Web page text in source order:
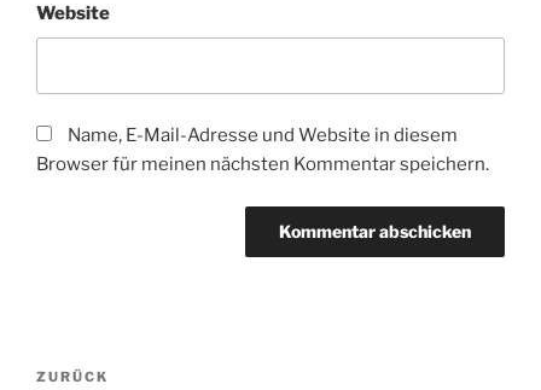
Website
Name, E-Mail-Adresse und Website in diesem
Browser für meinen nächsten Kommentar speichern.
Beitragsnavigation
Vorheriger
ZURÜCK